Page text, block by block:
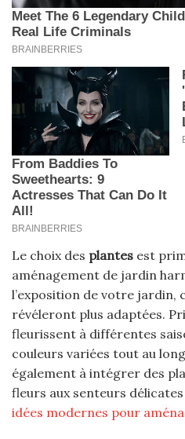
Le choix des plantes est
aménagement de jardin
l’exposition de votre jardin,
révéleront plus adaptées.
fleurissent à différentes
couleurs variées tout au long
également à intégrer des
fleurs aux senteurs
idées modernes pour